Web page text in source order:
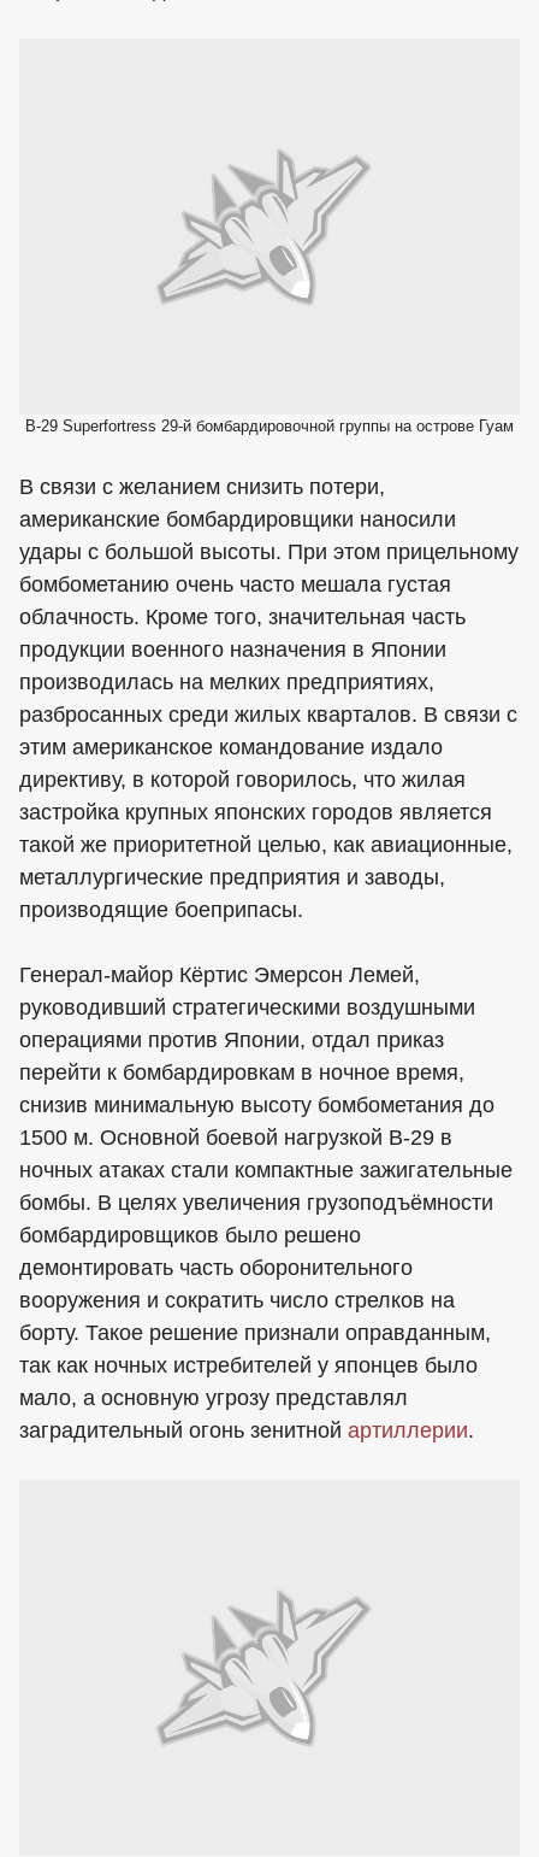
В-29 Superfortress 29-й бомбардировочной группы на острове Гуам
В связи с желанием снизить потери,
американские бомбардировщики наносили
удары с большой высоты. При этом прицельному
бомбометанию очень часто мешала густая
облачность. Кроме того, значительная часть
продукции военного назначения в Японии
производилась на мелких предприятиях,
разбросанных среди жилых кварталов. В связи с
этим американское командование издало
директиву, в которой говорилось, что жилая
застройка крупных японских городов является
такой же приоритетной целью, как авиационные,
металлургические предприятия и заводы,
производящие боеприпасы.
Генерал-майор Кёртис Эмерсон Лемей,
руководивший стратегическими воздушными
операциями против Японии, отдал приказ
перейти к бомбардировкам в ночное время,
снизив минимальную высоту бомбометания до
1500 м. Основной боевой нагрузкой В-29 в
ночных атаках стали компактные зажигательные
бомбы. В целях увеличения грузоподъёмности
бомбардировщиков было решено
демонтировать часть оборонительного
вооружения и сократить число стрелков на
борту. Такое решение признали оправданным,
так как ночных истребителей у японцев было
мало, а основную угрозу представлял
заградительный огонь зенитной артиллерии.